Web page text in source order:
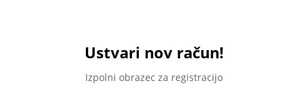
Ustvari nov račun!
Izpolni obrazec za registracijo